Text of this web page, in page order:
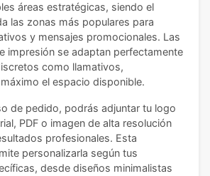
áreas estratégicas, siendo el
las zonas más populares para
y mensajes promocionales. Las
impresión se adaptan perfectamente
como llamativos,
el espacio disponible.
de pedido, podrás adjuntar tu logo
PDF o imagen de alta resolución
profesionales. Esta
personalizarla según tus
desde diseños minimalistas